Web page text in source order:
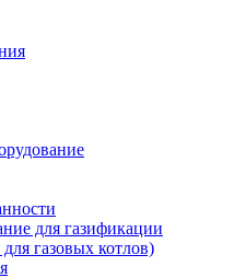
для газификации
газовых котлов)